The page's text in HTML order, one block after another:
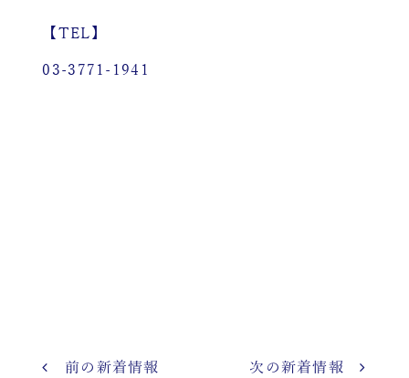
【TEL】
03-3771-1941
前の新着情報 次の新着情報